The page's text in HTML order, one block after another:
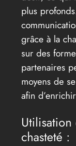
plus
grâce à la
sur des
partenaires
moyens de
afin
chasteté :